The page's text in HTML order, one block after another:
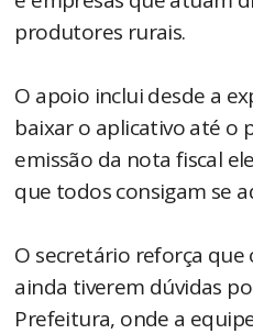
produtores rurais.
O apoio inclui desde a
baixar o aplicativo até o
emissão da nota fiscal
que todos consigam se
O secretário reforça
ainda tiverem dúvidas
Prefeitura, onde a